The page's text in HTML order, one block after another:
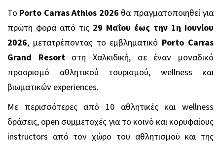
Το Porto Carras Athlos 2026 θα πραγματοποιηθεί για
πρώτη φορά από τις 29 Μαΐου έως την 1η Ιουνίου
2026, μετατρέποντας το εμβληματικό Porto Carras
Grand Resortστη Χαλκιδική, σε έναν μοναδικό
προορισμό αθλητικού τουρισμού, wellness και
βιωματικών experiences.
Με περισσότερες από 10 αθλητικές και wellness
δράσεις, open συμμετοχές για το κοινό και κορυφαίους
instructors από τον χώρο του αθλητισμού και της